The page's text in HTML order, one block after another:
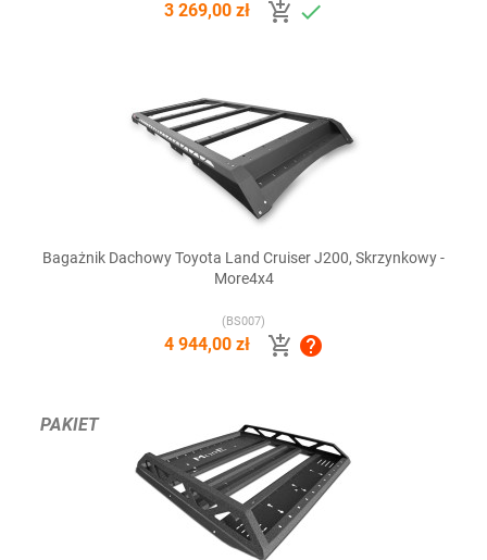
3 269,00 zł  
Bagażnik Dachowy Toyota Land Cruiser J200, Skrzynkowy -
More4x4
(BS007)
4 944,00 zł  
PAKIET